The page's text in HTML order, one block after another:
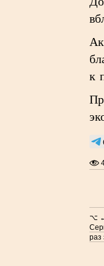
к
⌥
раз